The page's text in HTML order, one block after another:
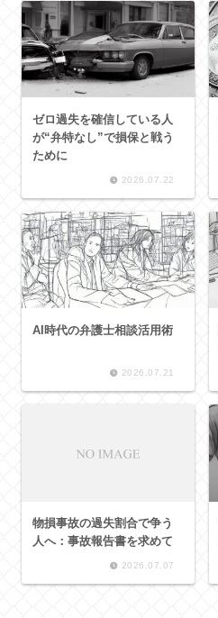
ゼロ過失を確信している人
が“弁特なし”で損保と戦う
ために
2026.07.22
AI時代の弁護士相談活用術
2026.07.21
物損事故の過失割合で争う
人へ：事故報告書を求めて
2026.07.07